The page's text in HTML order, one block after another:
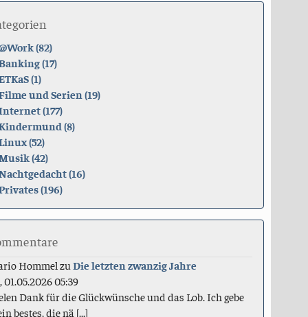
(82)
(17)
(1)
und Serien (19)
(177)
(8)
(52)
(42)
(16)
(196)
Hommel zuDie letzten zwanzig Jahre
01.05.2026 05:39
Dank für die Glückwünsche und das Lob. Ich gebe
bestes, die nä [...]